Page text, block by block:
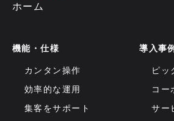
ホーム
機能・仕様
カンタン操作
効率的な運用
集客をサポート
導入事例
ピッ
コー
サー